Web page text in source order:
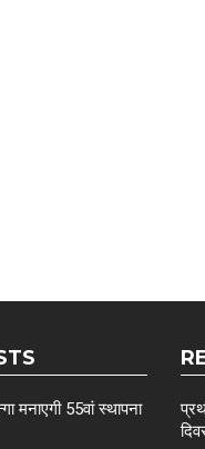
मनाएगी 55वां स्थापना